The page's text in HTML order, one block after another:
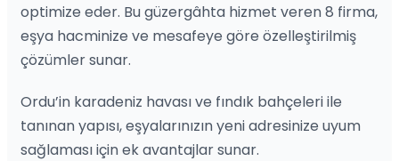
optimize eder. Bu güzergâhta hizmet veren 8 firma,
eşya hacminize ve mesafeye göre özelleştirilmiş
çözümler sunar.
Ordu’in karadeniz havası ve fındık bahçeleri ile
tanınan yapısı, eşyalarınızın yeni adresinize uyum
sağlaması için ek avantajlar sunar.